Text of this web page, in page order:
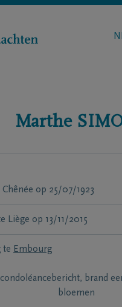
Marthe
Chênée op 25/07/1923
Liège op 13/11/2015
te Embourg
brand
bloemen